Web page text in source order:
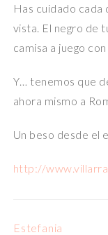
Has cuidado cada
vista. El negro de
camisa a juego
Y… tenemos que
ahora mismo a
Un beso desde el
http://
Estefania